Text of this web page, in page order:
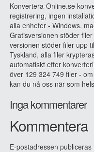
Konvertera-Online.se
registrering, ingen
alla enheter - Windows,
Gratisversionen stöder
versionen stöder filer upp
Tyskland, alla filer
automatiskt efter
över 129 324 749 filer -
kan du nå oss när som
Inga kommentarer
Kommentera
E-postadressen publiceras